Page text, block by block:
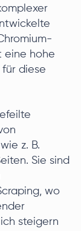
eine hohe
für diese
z. B.
Sie sind
wo
steigern